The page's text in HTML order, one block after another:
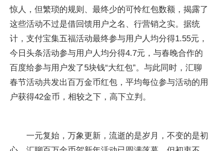
惊人，但繁琐的规则、最终少的可怜红包数额，揭露了
这些活动不过是借回馈用户之名、行营销之实。据统
计，支付宝集五福活动最终参与用户人均分得1.55元，
今日头条活动参与用户人均分得4.7元，与春晚合作的
百度给参与用户发了5块钱“大红包”。与此同时，汇聊
春节活动共发出百万金币红包，平均每位参与活动的用
户获得42金币，相较之下，高下立判。
一元复始，万象更新，流逝的是岁月，不变的是初